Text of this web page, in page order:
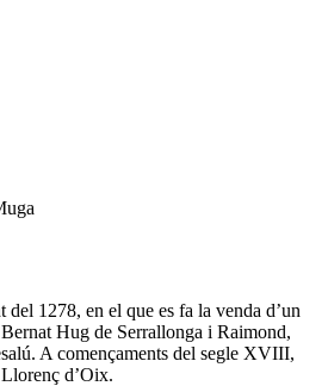
1278, en el que es fa la venda d’un
Hug de Serrallonga i Raimond,
A començaments del segle XVIII,
Llorenç d’Oix.